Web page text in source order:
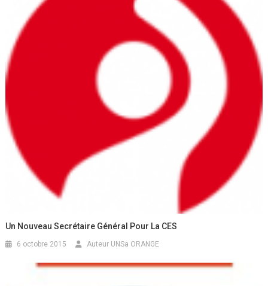
Un Nouveau Secrétaire Général Pour La CES
6 octobre 2015 Auteur UNSa ORANGE